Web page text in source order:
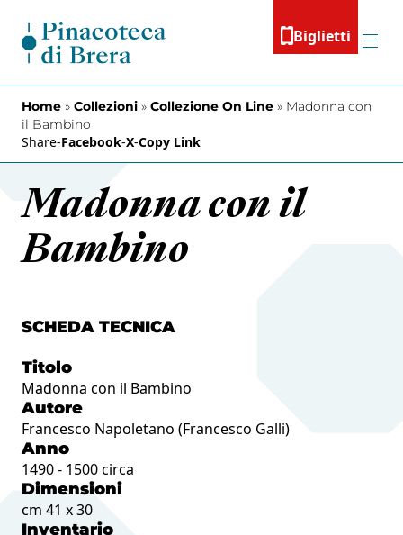
Biglietti
Menu
Home » Collezioni » Collezione On Line » Madonna con
il Bambino
Share-Facebook-X-Copy Link
Madonna con il
Bambino
SCHEDA TECNICA
Titolo
Madonna con il Bambino
Autore
Francesco Napoletano (Francesco Galli)
Anno
1490 - 1500 circa
Dimensioni
cm 41 x 30
Inventario